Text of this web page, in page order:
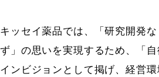
キッセイ薬品では、「研究開発
ず」の思いを実現するため、「
インビジョンとして掲げ、経営